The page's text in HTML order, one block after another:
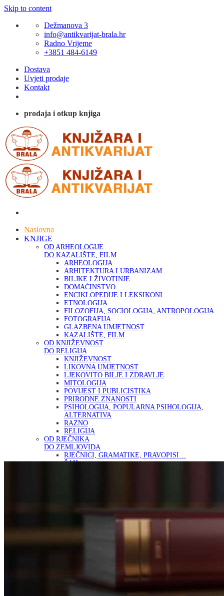
Skip to content
Dežmanova 3
info@antikvarijat-brala.hr
Radno Vrijeme
+3851 484-6149
Dostava
Uvjeti prodaje
Kontakt
prodaja i otkup knjiga
Naslovna
KNJIGE
OD ARHEOLOGIJE
DO KAZALIŠTE, FILM
ARHEOLOGIJA
ARHITEKTURA I URBANIZAM
BILJKE I ŽIVOTINJE
DOMAĆINSTVO
ENCIKLOPEDIJE I LEKSIKONI
ETNOLOGIJA
FILOZOFIJA, SOCIOLOGIJA, ANTROPOLOGIJA
FOTOGRAFIJA
GLAZBENA UMJETNOST
KAZALIŠTE, FILM
OD KNJIŽEVNOST
DO RELIGIJA
KNJIŽEVNOST
LIKOVNA UMJETNOST
LJEKOVITO BILJE I ZDRAVLJE
MITOLOGIJA
POVIJEST I PUBLICISTIKA
PRIRODNE ZNANOSTI
PSIHOLOGIJA, POPULARNA PSIHOLOGIJA,
ALTERNATIVA
RAZNO
RELIGIJA
OD RJEČNIKA
DO ZEMLJOVIDA
RJEČNICI, GRAMATIKE, PRAVOPISI…
ŠAH
Otkup knjiga
Novosti